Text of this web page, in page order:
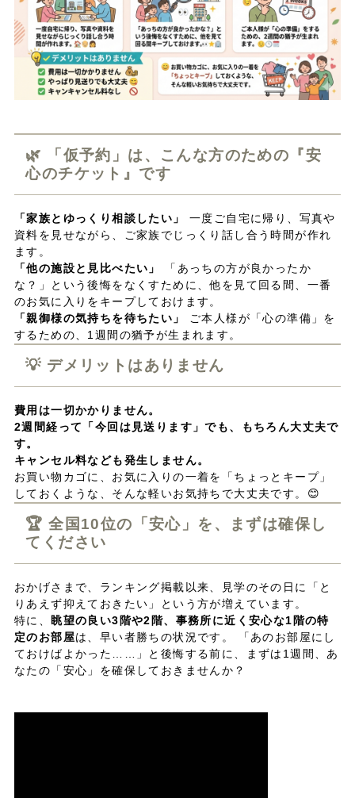
🌿 「仮予約」は、こんな方のための『安
心のチケット』です
「家族とゆっくり相談したい」
一度ご自宅に帰り、写真や
資料を見せながら、ご家族でじっくり話し合う時間が作れ
ます。
「他の施設と見比べたい」
「あっちの方が良かったか
な？」という後悔をなくすために、他を見て回る間、一番
のお気に入りをキープしておけます。
「親御様の気持ちを待ちたい」
ご本人様が「心の準備」を
するための、1週間の猶予が生まれます。
💡 デメリットはありません
費用は一切かかりません。
2週間経って「今回は見送ります」でも、もちろん大丈夫で
す。
キャンセル料なども発生しません。
お買い物カゴに、お気に入りの一着を「ちょっとキープ」
しておくような、そんな軽いお気持ちで大丈夫です。😊
🏆 全国10位の「安心」を、まずは確保し
てください
おかげさまで、ランキング掲載以来、見学のその日に「と
りあえず抑えておきたい」という方が増えています。
特に、
眺望の良い3階や2階、事務所に近く安心な1階の特
定のお部屋は、早い者勝ちの状況です。 「あのお部屋にし
ておけばよかった……」と後悔する前に、まずは1週間、あ
なたの「安心」を確保しておきませんか？